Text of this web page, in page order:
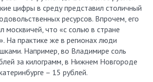
цифры в среду представил столичный
ресурсов. Впрочем, его
москвичей, что «с солью в стране
На практике же в регионах люди
Например, во Владимире соль
за килограмм, в Нижнем Новгороде
– 15 рублей.